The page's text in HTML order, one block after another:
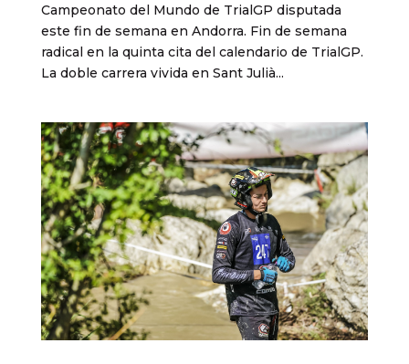
Campeonato del Mundo de TrialGP disputada
este fin de semana en Andorra. Fin de semana
radical en la quinta cita del calendario de TrialGP.
La doble carrera vivida en Sant Julià...